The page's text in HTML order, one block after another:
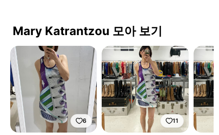
Mary Katrantzou 모아 보기
6 11